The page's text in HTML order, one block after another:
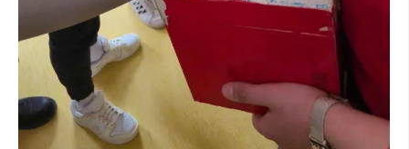
ТИМОВИ НА ООЦК
СПАСИТЕЛНА СТАНИЦА ВОДНО
ПРОЕКТИ – ПОДГОТВЕНОСТ И ДЕЈСТВУВАЊЕ ПРИ КАТАСТРОФИ
ОДНОСИ СО ЈАВНОСТ
ИСТРАЖУВАЊЕ НА ЈАВНО МИСЛЕЊЕ